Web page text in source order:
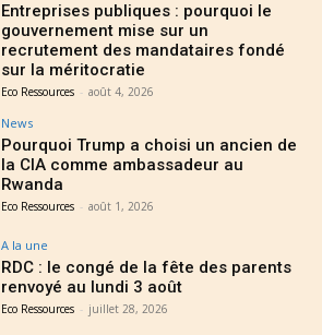
Entreprises publiques : pourquoi le
gouvernement mise sur un
recrutement des mandataires fondé
sur la méritocratie
Eco Ressources - août 4, 2026
News
Pourquoi Trump a choisi un ancien de
la CIA comme ambassadeur au
Rwanda
Eco Ressources - août 1, 2026
A la une
RDC : le congé de la fête des parents
renvoyé au lundi 3 août
Eco Ressources - juillet 28, 2026